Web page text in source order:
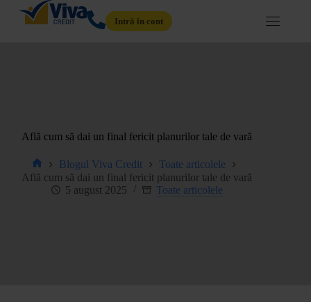
Intră în cont
Află cum să dai un final fericit planurilor tale de vară
Blogul Viva Credit
Toate articolele
Află cum să dai un final fericit planurilor tale de vară
5 august 2025
Toate articolele